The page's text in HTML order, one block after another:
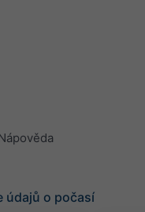
údajů o počasí